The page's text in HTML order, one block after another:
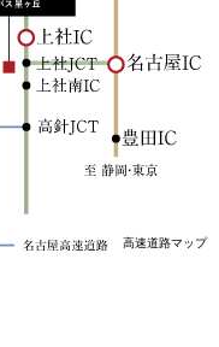
高速道路マップ